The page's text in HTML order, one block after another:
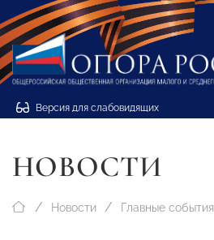
Версия для слабовидящих
НОВОСТИ
Новости Главные события